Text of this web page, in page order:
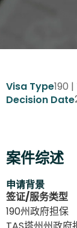
Visa Type190
Decision Date
案件综述
申请背景
签证/服务类型
190州政府担保